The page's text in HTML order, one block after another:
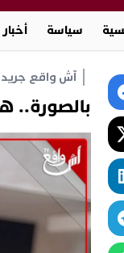
سياسة
آش واقع جريدة
بالصورة..